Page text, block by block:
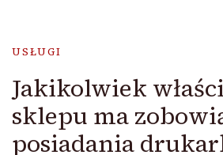
USŁUGI
Jakikolwiek
sklepu ma
posiadania